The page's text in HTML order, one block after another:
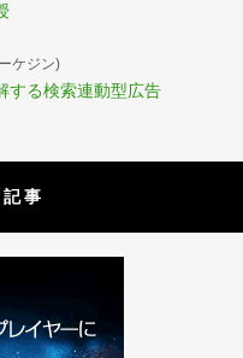
ケジン)
する検索連動型広告
事